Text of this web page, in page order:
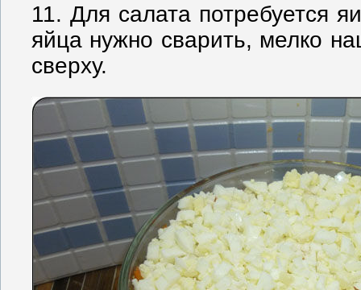
11. Для салата потребуется
яйца нужно сварить, мелко
сверху.